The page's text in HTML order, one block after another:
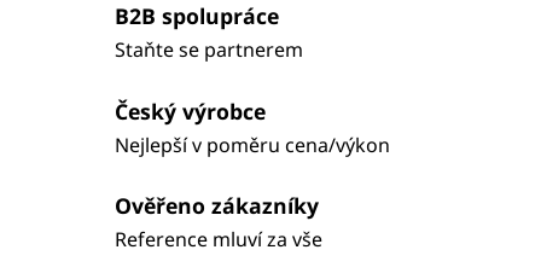
B2B spolupráce
Staňte se partnerem
Český výrobce
Nejlepší v poměru cena/výkon
Ověřeno zákazníky
Reference mluví za vše